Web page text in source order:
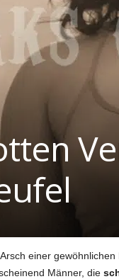
einer
Männer, die